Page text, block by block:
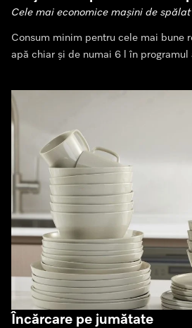
Cele mai economice mașini de
Consum minim pentru cele mai bune
apă chiar și de numai 6 l în programul
Încărcare pe jumătate